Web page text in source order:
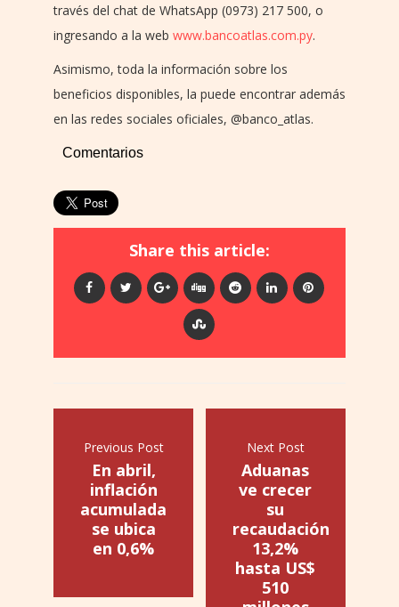
través del chat de WhatsApp (0973) 217 500, o
ingresando a la web www.bancoatlas.com.py.
Asimismo, toda la información sobre los
beneficios disponibles, la puede encontrar además
en las redes sociales oficiales, @banco_atlas.
Comentarios
Share this article:
Previous Post
En abril,
inflación
acumulada
se ubica
en 0,6%
Next Post
Aduanas
ve crecer
su
recaudación
13,2%
hasta US$
510